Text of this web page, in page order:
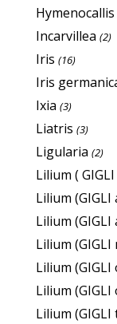
Hymenocallis
Incarvillea (2)
Iris (16)
Iris
Ixia (3)
Liatris (3)
Ligularia (2)
Lilium (
Lilium
Lilium (GIGLI
Lilium
Lilium
Lilium
Lilium